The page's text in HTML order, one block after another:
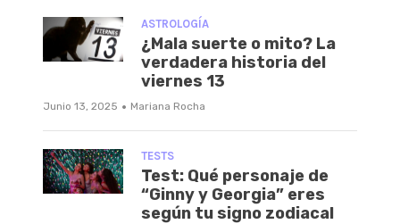
ASTROLOGÍA
¿Mala suerte o mito? La
verdadera historia del
viernes 13
Junio 13, 2025 · Mariana Rocha
TESTS
Test: Qué personaje de
“Ginny y Georgia” eres
según tu signo zodiacal